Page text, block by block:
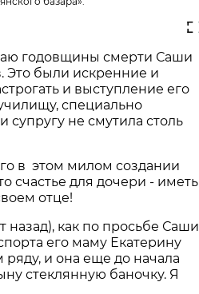
годовщины смерти Саши
Это были искренние и
и выступление его
специально
не смутила столь
в этом милом создании
счастье для дочери - иметь
отце!
как по просьбе Саши
его маму Екатерину
и она еще до начала
стеклянную баночку. Я